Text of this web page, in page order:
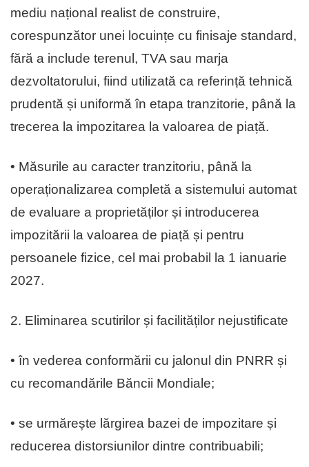
mediu național realist de construire,
corespunzător unei locuințe cu finisaje standard,
fără a include terenul, TVA sau marja
dezvoltatorului, fiind utilizată ca referință tehnică
prudentă și uniformă în etapa tranzitorie, până la
trecerea la impozitarea la valoarea de piață.
• Măsurile au caracter tranzitoriu, până la
operaționalizarea completă a sistemului automat
de evaluare a proprietăților și introducerea
impozitării la valoarea de piață și pentru
persoanele fizice, cel mai probabil la 1 ianuarie
2027.
2. Eliminarea scutirilor și facilităților nejustificate
• în vederea conformării cu jalonul din PNRR și
cu recomandările Băncii Mondiale;
• se urmărește lărgirea bazei de impozitare și
reducerea distorsiunilor dintre contribuabili;